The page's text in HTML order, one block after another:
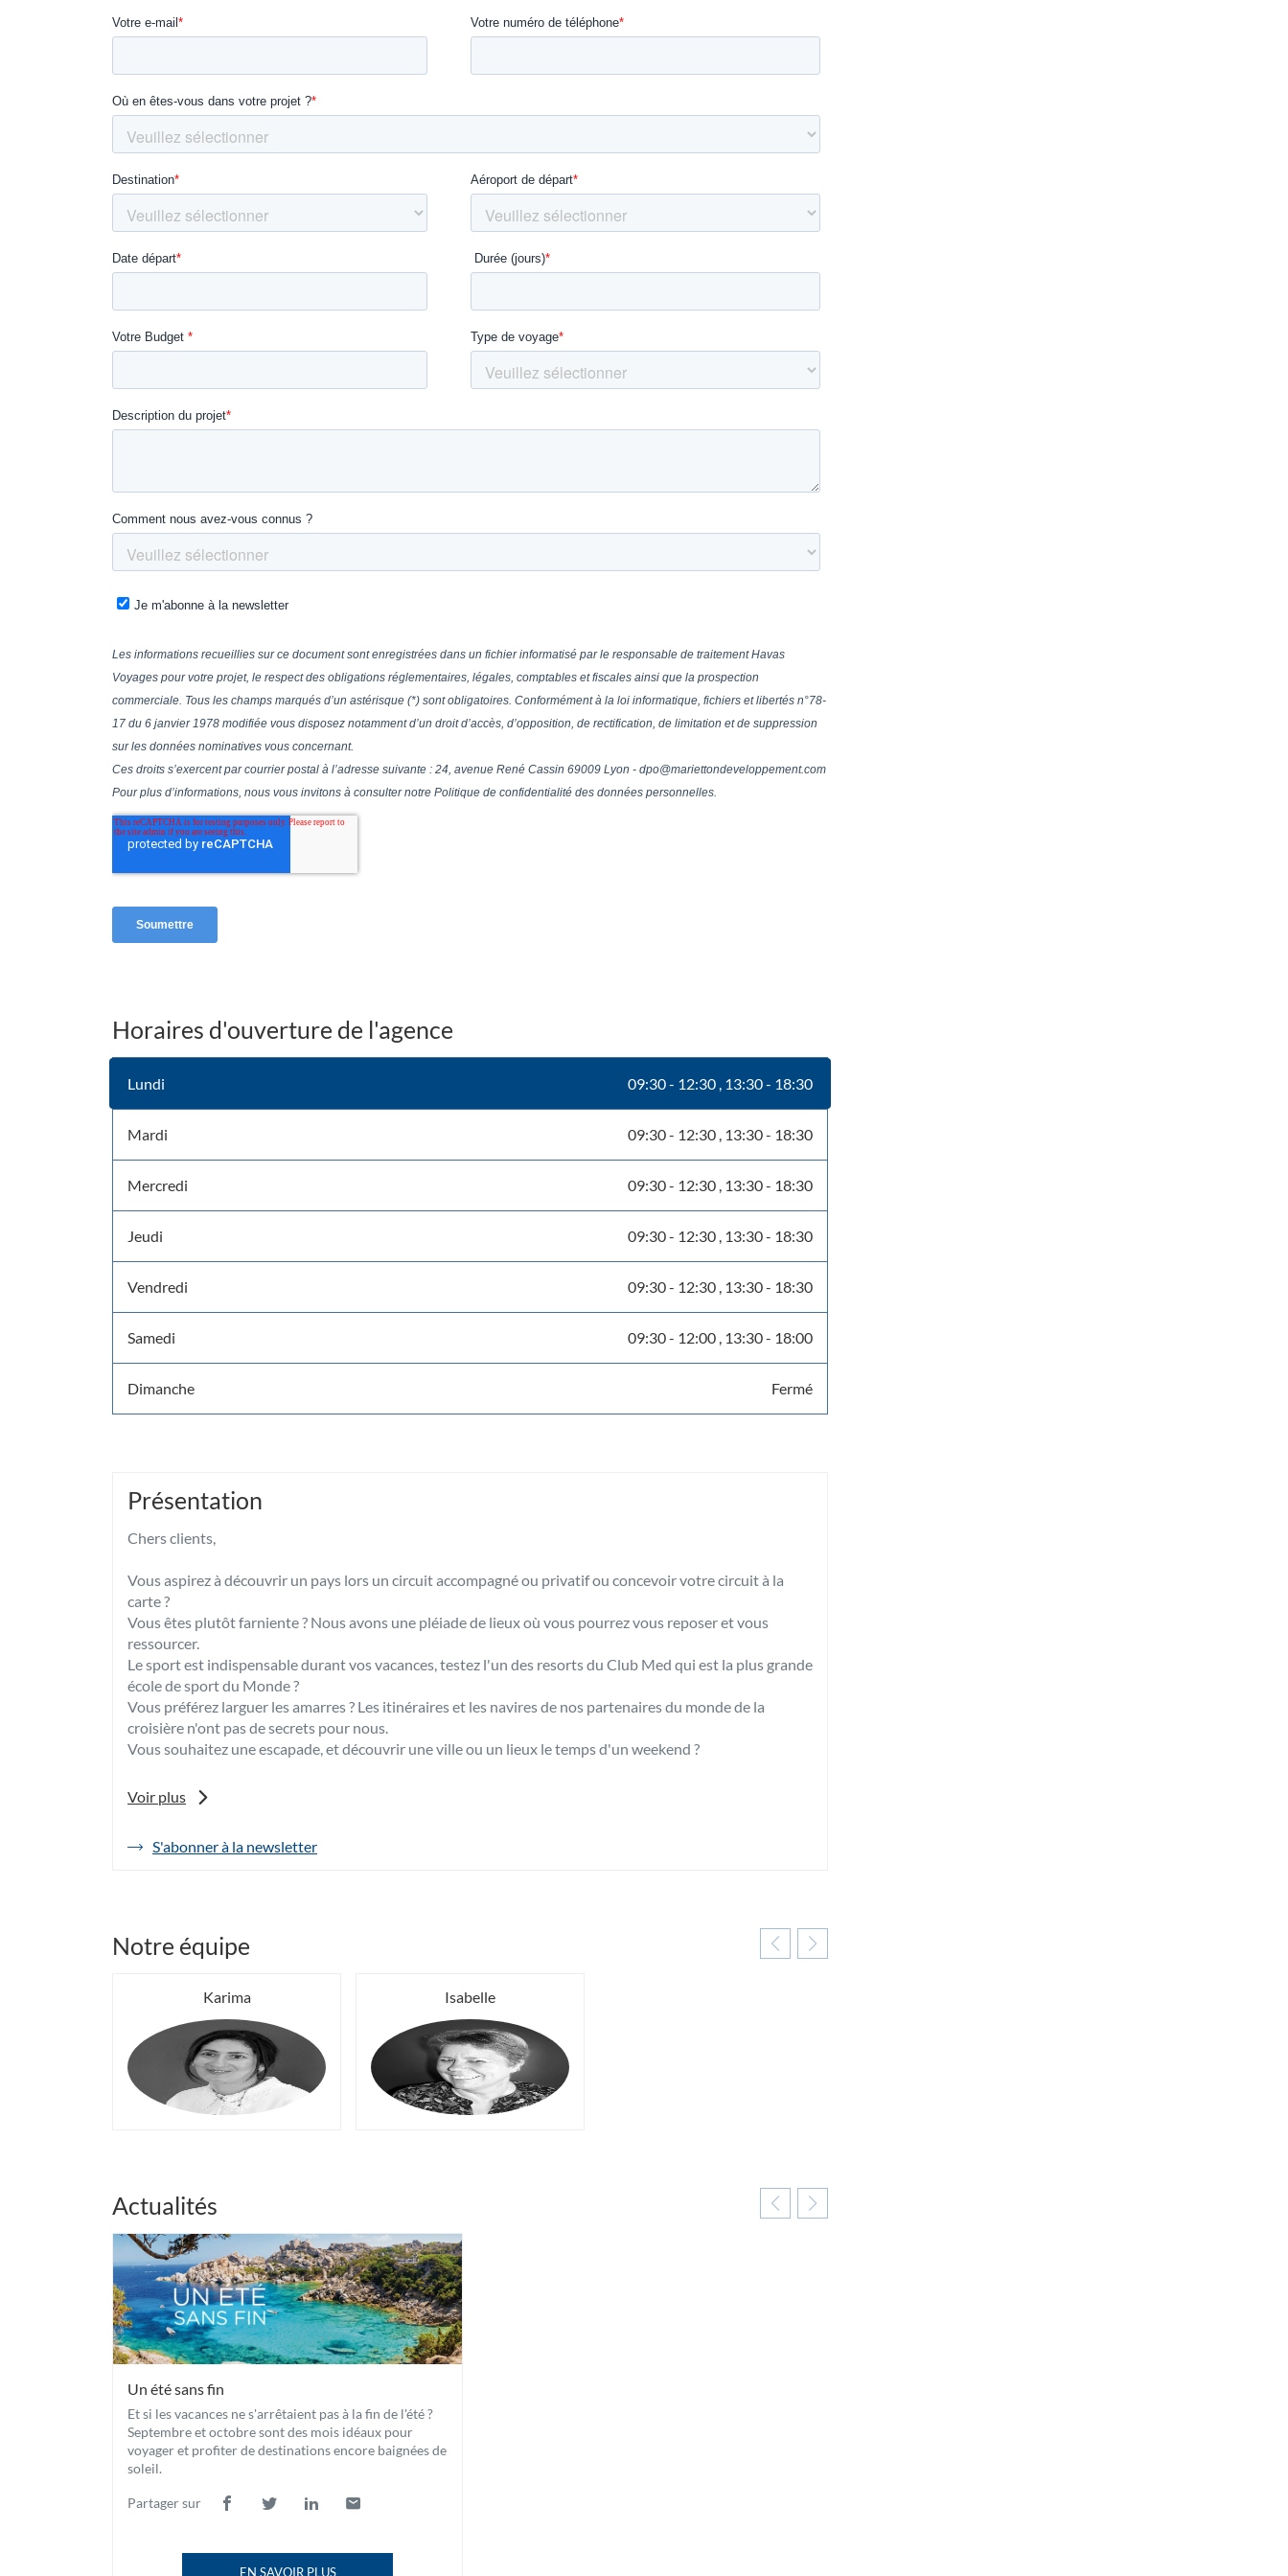
Horaires d'ouverture de l'agence
d'ouverture
Horaires
d'ouverture
d'aujourd'hui
Lundi 09:30- 12:30 13:30- 18:30
Mardi 09:30- 12:30 13:30- 18:30
Mercredi 09:30- 12:30 13:30- 18:30
Jeudi 09:30- 12:30 13:30- 18:30
Vendredi 09:30- 12:30 13:30- 18:30
Samedi 09:30- 12:00 13:30- 18:00
Dimanche Fermé
Présentation
Chers clients,
Vous aspirez à découvrir un pays lors un circuit accompagné ou privatif ou concevoir votre circuit à la
carte ?
Vous êtes plutôt farniente ? Nous avons une pléiade de lieux où vous pourrez vous reposer et vous
ressourcer.
Le sport est indispensable durant vos vacances, testez l'un des resorts du Club Med qui est la plus grande
école de sport du Monde ?
Vous préférez larguer les amarres ? Les itinéraires et les navires de nos partenaires du monde de la
croisière n'ont pas de secrets pour nous.
Vous souhaitez une escapade, et découvrir une ville ou un lieux le temps d'un weekend ?
Notre passion du voyage vous guidera dans la réalistion de votre projet.
Voir plus
S'abonner à la newsletter
de
Bourbon
Notre équipe
Karima Isabelle
Actualités
Un été sans fin
Et si les vacances ne s'arrêtaient pas à la fin de l'été ?
Septembre et octobre sont des mois idéaux pour
voyager et profiter de destinations encore baignées de
soleil.
Partager sur
Lien
partage
(ouvre
une
Lien
partage
(ouvre
une
Lien
partage
(ouvre
une
Lien
partage
(ouvre
une
EN SAVOIR PLUS